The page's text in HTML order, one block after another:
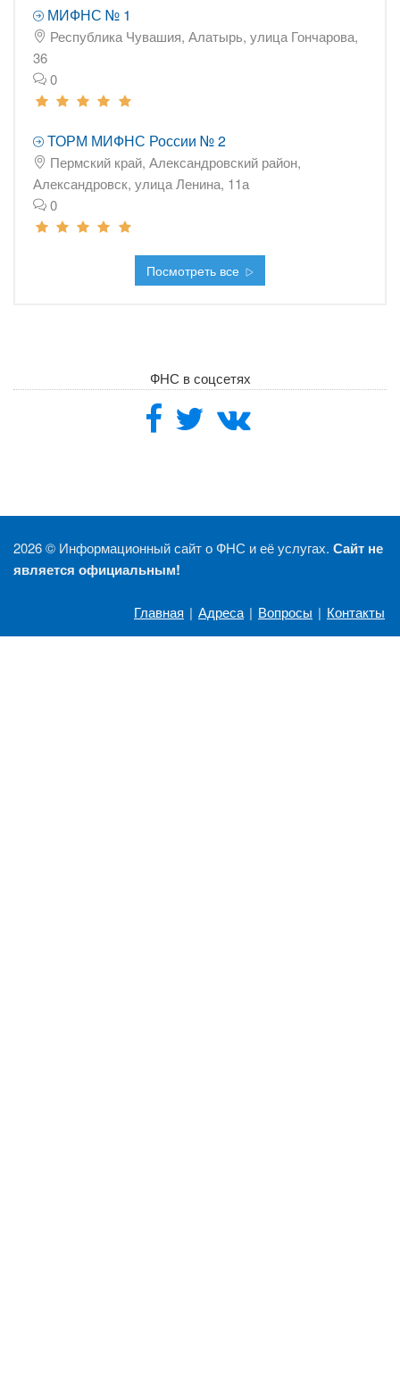
МИФНС № 1
Республика Чувашия, Алатырь, улица Гончарова,
36
0
ТОРМ МИФНС России № 2
Пермский край, Александровский район,
Александровск, улица Ленина, 11а
0
Посмотреть все
ФНС в соцсетях
2026 © Информационный сайт о ФНС и её услугах. Сайт не
является официальным!
Главная | Адреса | Вопросы | Контакты